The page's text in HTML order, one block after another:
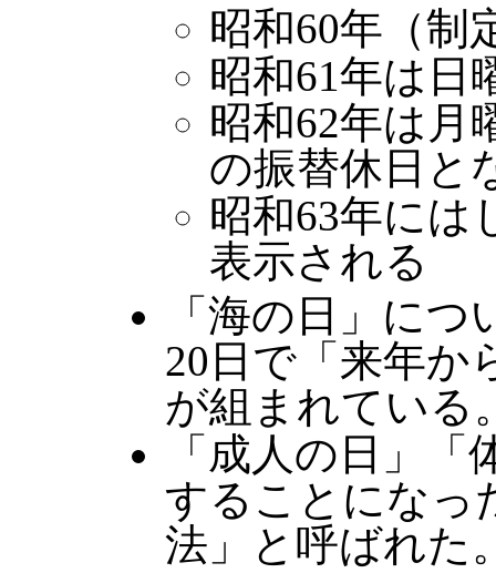
昭和60年（制
昭和61年は日
昭和62年は月
の振替休日と
昭和63年には
表示される
「海の日」に
20日で「来年か
が組まれている
「成人の日」
することになっ
法」と呼ばれた